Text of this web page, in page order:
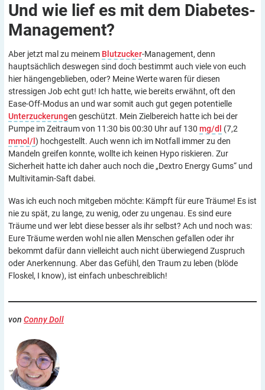
Und wie lief es mit dem Diabetes-
Management?
Aber jetzt mal zu meinem Blutzucker-Management, denn
hauptsächlich deswegen sind doch bestimmt auch viele von euch
hier hängengeblieben, oder? Meine Werte waren für diesen
stressigen Job echt gut! Ich hatte, wie bereits erwähnt, oft den
Ease-Off-Modus an und war somit auch gut gegen potentielle
Unterzuckerungen geschützt. Mein Zielbereich hatte ich bei der
Pumpe im Zeitraum von 11:30 bis 00:30 Uhr auf 130 mg/dl
(7,2
mmol/l ) hochgestellt. Auch wenn ich im Notfall immer zu den
Mandeln greifen konnte, wollte ich keinen Hypo riskieren. Zur
Sicherheit hatte ich daher auch noch die „Dextro Energy Gums“ und
Multivitamin-Saft dabei.
Was ich euch noch mitgeben möchte: Kämpft für eure Träume! Es ist
nie zu spät, zu lange, zu wenig, oder zu ungenau. Es sind eure
Träume und wer lebt diese besser als ihr selbst? Ach und noch was:
Eure Träume werden wohl nie allen Menschen gefallen oder ihr
bekommt dafür dann vielleicht auch nicht überwiegend Zuspruch
oder Anerkennung. Aber das Gefühl, den Traum zu leben (blöde
Floskel, I know), ist einfach unbeschreiblich!
von Conny Doll